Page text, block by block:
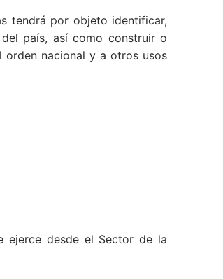
tendrá por objeto identificar,
país, así como construir o
orden nacional y a otros usos
ejerce desde el Sector de la